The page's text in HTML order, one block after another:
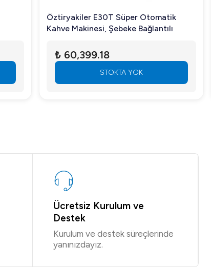
Öztiryakiler E30T Süper Otomatik
Kahve Makinesi, Şebeke Bağlantılı
₺ 60,399.18
STOKTA YOK
Ücretsiz Kurulum ve
Destek
Kurulum ve destek süreçlerinde
yanınızdayız.